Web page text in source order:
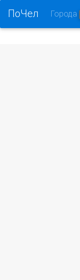
ПоЧел Города